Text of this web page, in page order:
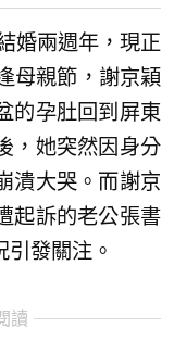
婚兩週年，現正
母親節，謝京穎
的孕肚回到屏東
，她突然因身分
潰大哭。而謝京
起訴的老公張書
發關注。
讀